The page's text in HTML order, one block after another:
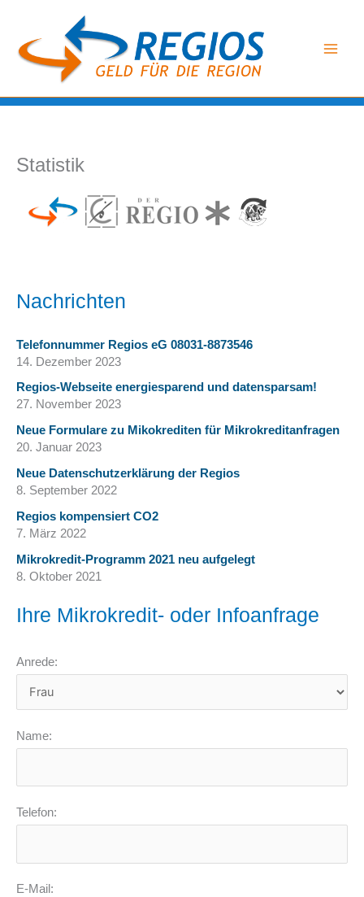
springen
Statistik
Nachrichten
Telefonnummer Regios eG 08031-8873546
14. Dezember 2023
Regios-Webseite energiesparend und datensparsam!
27. November 2023
Neue Formulare zu Mikokrediten für Mikrokreditanfragen
20. Januar 2023
Neue Datenschutzerklärung der Regios
8. September 2022
Regios kompensiert CO2
7. März 2022
Mikrokredit-Programm 2021 neu aufgelegt
8. Oktober 2021
Ihre Mikrokredit- oder Infoanfrage
Anrede:
Name:
Telefon:
E-Mail: